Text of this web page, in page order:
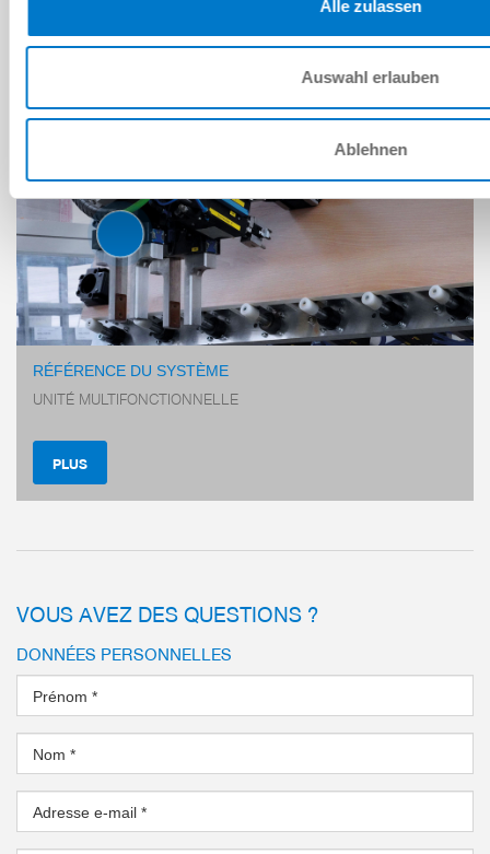
Alle zulassen
Auswahl erlauben
Ablehnen
RÉFÉRENCES CLIENTS
PINCES PARALLÈLES DEUX
MORS
SÉRIE GPP5000
RÉFÉRENCE DU SYSTÈME
UNITÉ MULTIFONCTIONNELLE
PLUS
VOUS AVEZ DES QUESTIONS ?
DONNÉES PERSONNELLES
Prénom *
Nom *
Adresse e-mail *